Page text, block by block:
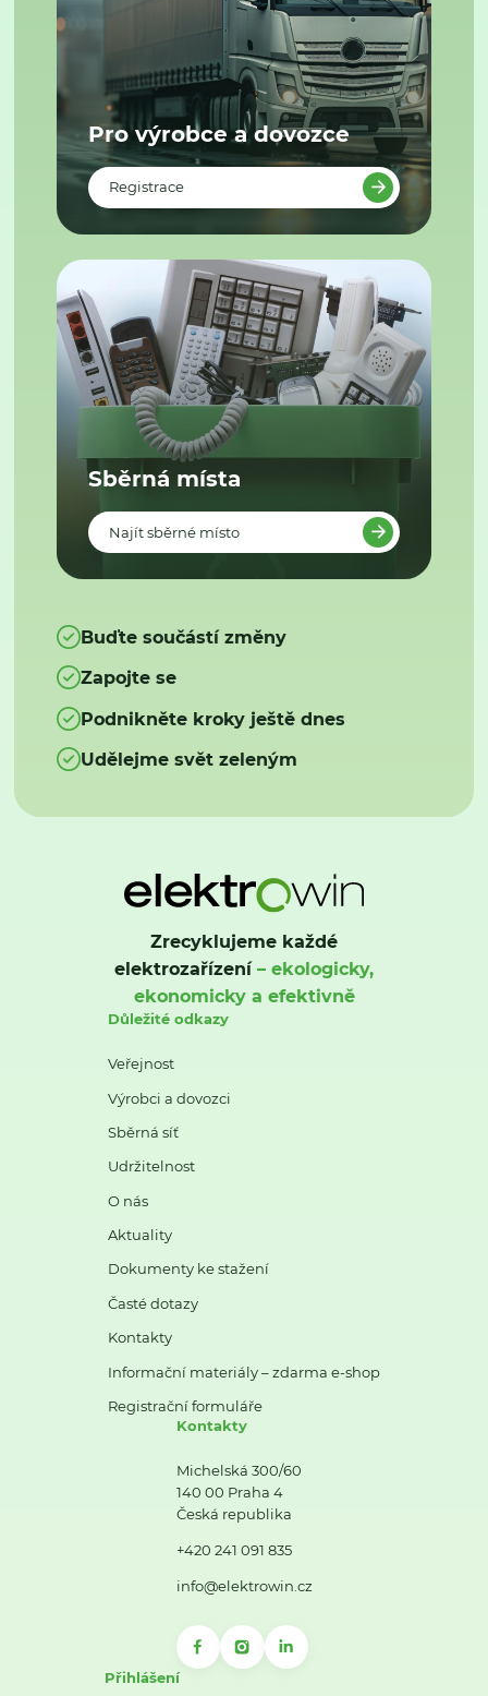
Pro výrobce a dovozce
Registrace
Sběrná místa
Najít sběrné místo
Buďte součástí změny
Zapojte se
Podnikněte kroky ještě dnes
Udělejme svět zeleným
Zrecyklujeme každé
elektrozařízení– ekologicky,
ekonomicky a efektivně
Důležité odkazy
Veřejnost
Výrobci a dovozci
Sběrná síť
Udržitelnost
O nás
Aktuality
Dokumenty ke stažení
Časté dotazy
Kontakty
Informační materiály – zdarma e-shop
Registrační formuláře
Kontakty
Michelská 300/60
140 00 Praha 4
Česká republika
+420 241 091 835
info@elektrowin.cz
Přihlášení